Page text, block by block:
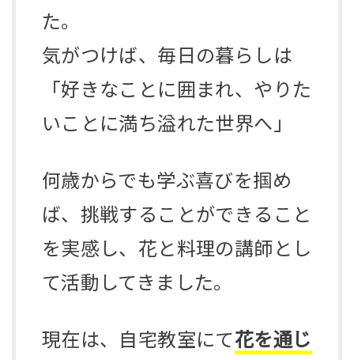
た。
気がつけば、毎日の暮らしは
「好きなことに囲まれ、やりた
いことに満ち溢れた世界へ」
何歳からでも学ぶ喜びを掴め
ば、挑戦することができること
を実感し、花と料理の講師とし
て活動してきました。
現在は、自宅教室にて花を通じ